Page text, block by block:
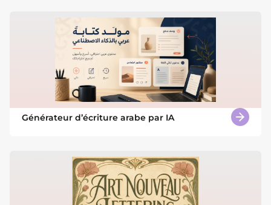
Générateur d’écriture arabe par IA